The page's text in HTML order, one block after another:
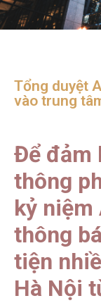
Tổng duyệt
vào trung
Để đảm
thông
kỷ niệm
thông
tiện
Hà Nội